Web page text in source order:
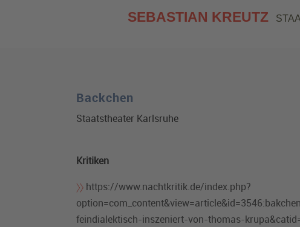
SEBASTIAN KREUTZ
Backchen
Staatstheater Karlsruhe
Kritiken
https://www.nachtkritik.de/index.php?
feindialektisch-inszeniert-von-thomas-